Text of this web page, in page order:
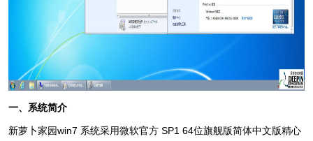
一、系统简介
新萝卜家园win7 系统采用微软官方 SP1 64位旗舰版简体中文版精心